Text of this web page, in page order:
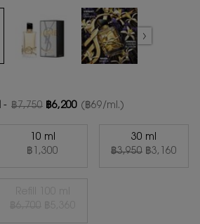
- ฿7,750 ฿6,200 (฿69/ml.)
Selected
10 ml
฿1,300
, 2 of 5 Selected
30 ml
ราคาเก่า
฿3,950 ราคาใหม่
฿3,160
, 3 of 5